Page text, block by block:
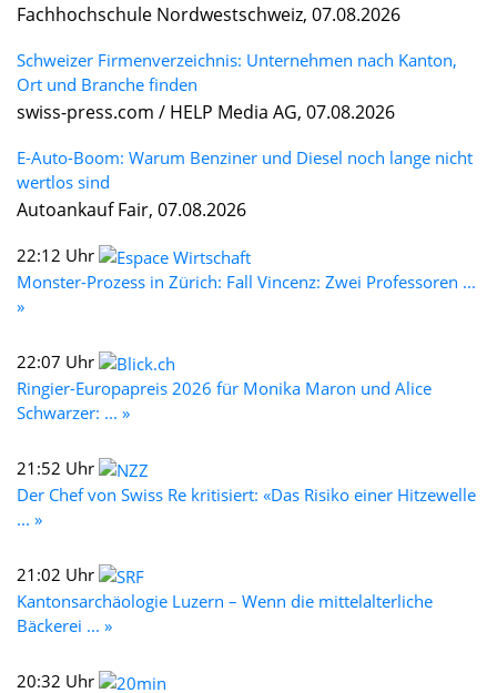
Fachhochschule Nordwestschweiz, 07.08.2026
Schweizer Firmenverzeichnis: Unternehmen nach Kanton,
Ort und Branche finden
swiss-press.com / HELP Media AG, 07.08.2026
E-Auto-Boom: Warum Benziner und Diesel noch lange nicht
wertlos sind
Autoankauf Fair, 07.08.2026
22:12 Uhr
Monster-Prozess in Zürich: Fall Vincenz: Zwei Professoren ...
»
22:07 Uhr
Ringier-Europapreis 2026 für Monika Maron und Alice
Schwarzer: ... »
21:52 Uhr
Der Chef von Swiss Re kritisiert: «Das Risiko einer Hitzewelle
... »
21:02 Uhr
Kantonsarchäologie Luzern – Wenn die mittelalterliche
Bäckerei ... »
20:32 Uhr